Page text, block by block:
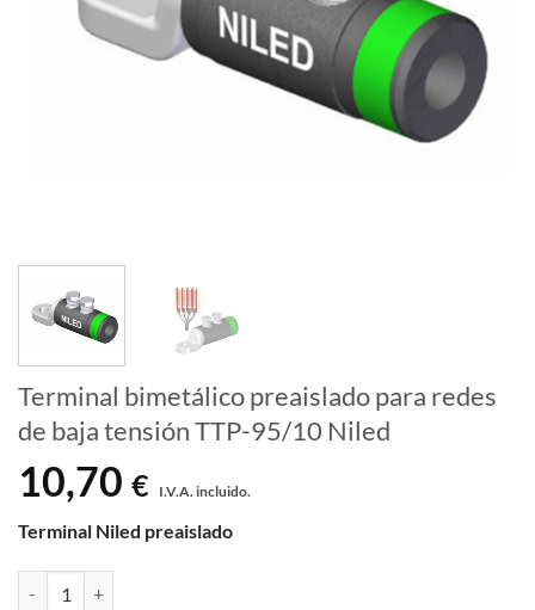
Terminal bimetálico preaislado para redes
de baja tensión TTP-95/10 Niled
10,70 € I.V.A. incluido.
Terminal Niled preaislado